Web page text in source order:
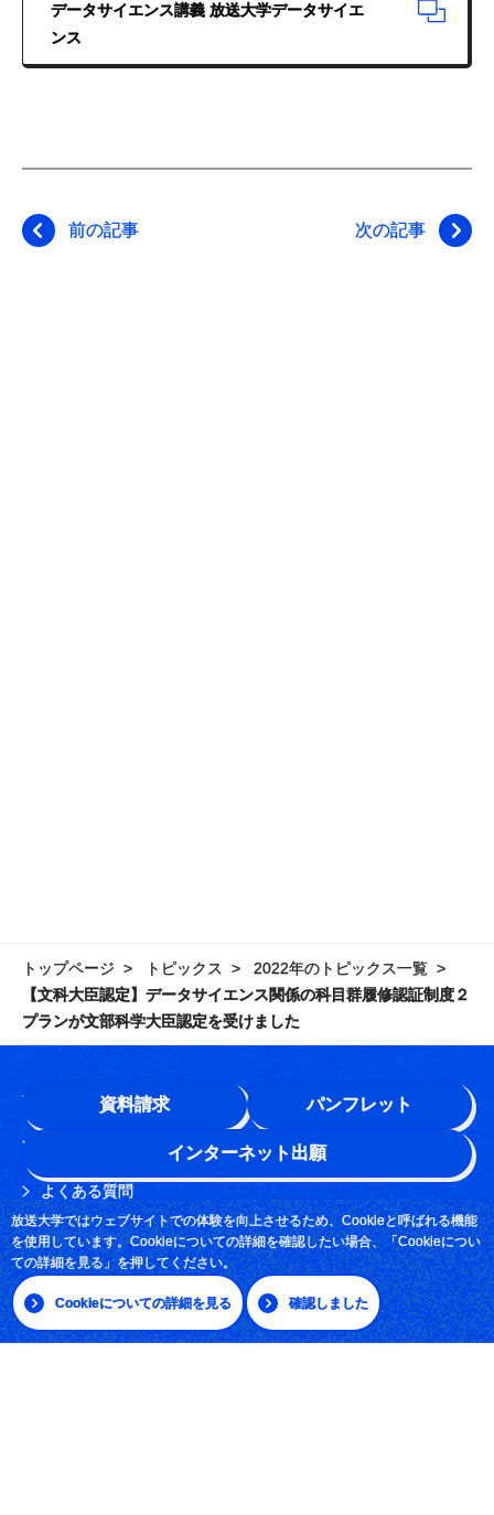
放送大学ではウェブサイトでの体験を向上させるため、Cookieと呼ばれる機能
を使用しています。Cookieについての詳細を確認したい場合、「Cookieについ
ての詳細を見る」を押してください。
Cookieについての詳細を見る 確認しました
データサイエンス講義 放送大学データサイエ
ンス
前の記事 次の記事
資料請求 パンフレット
インターネット出願
トップページ トピックス
2022年のトピックス一覧
【文科大臣認定】データサイエンス関係の科目群履修認証制度２
プランが文部科学大臣認定を受けました
学園情報
このサイトについて
よくある質問
お問い合わせ
採用情報
サイトマップ